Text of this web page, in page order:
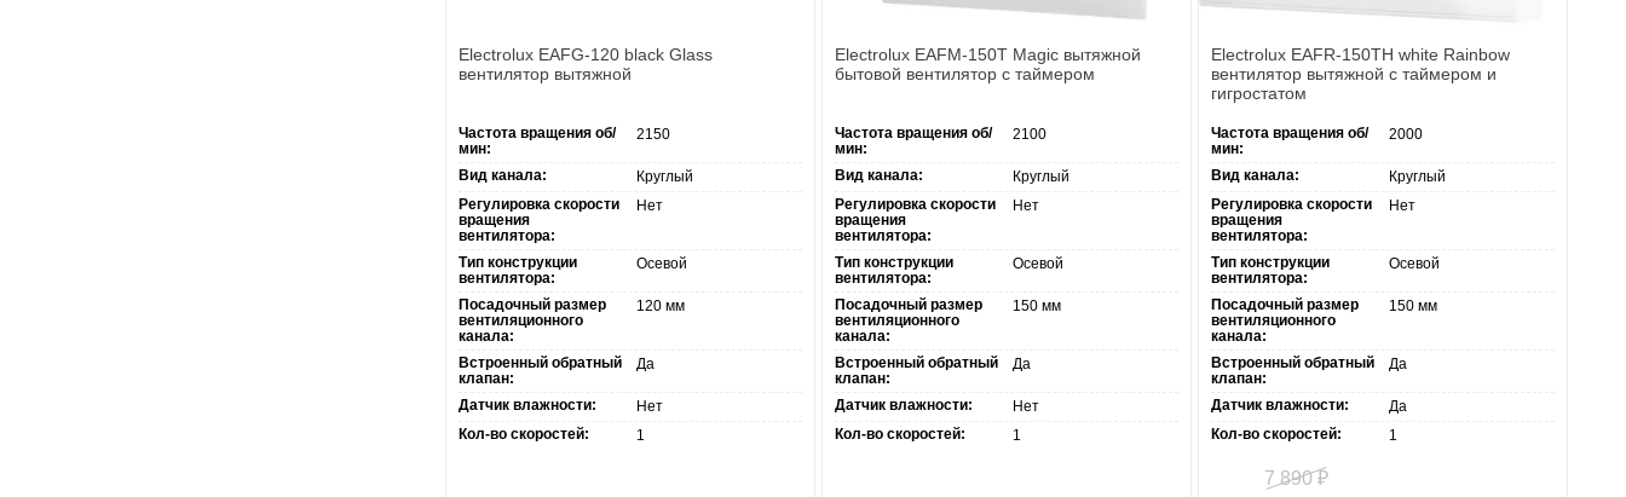
Electrolux EAFG-120 black Glass
вентилятор вытяжной
Частота вращения об/
мин:
2150
Вид канала:
Круглый
Регулировка скорости
вращения
вентилятора:
Нет
Тип конструкции
вентилятора:
Осевой
Посадочный размер
вентиляционного
канала:
120 мм
Встроенный обратный
клапан:
Да
Датчик влажности:
Нет
Кол-во скоростей:
1
Electrolux EAFM-150Т Magic вытяжной
бытовой вентилятор с таймером
Частота вращения об/
мин:
2100
Вид канала:
Круглый
Регулировка скорости
вращения
вентилятора:
Нет
Тип конструкции
вентилятора:
Осевой
Посадочный размер
вентиляционного
канала:
150 мм
Встроенный обратный
клапан:
Да
Датчик влажности:
Нет
Кол-во скоростей:
1
Electrolux EAFR-150TH white Rainbow
вентилятор вытяжной с таймером и
гигростатом
Частота вращения об/
мин:
2000
Вид канала:
Круглый
Регулировка скорости
вращения
вентилятора:
Нет
Тип конструкции
вентилятора:
Осевой
Посадочный размер
вентиляционного
канала:
150 мм
Встроенный обратный
клапан:
Да
Датчик влажности:
Да
Кол-во скоростей:
1
7 890₽